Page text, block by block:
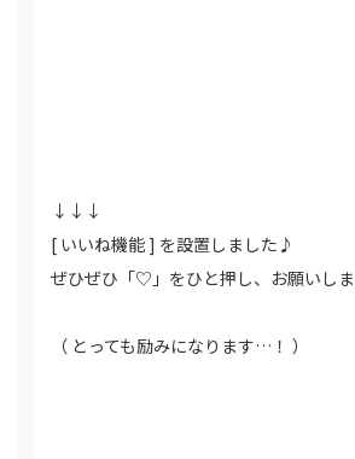
↓↓↓
[ いいね機能 ] を設置しました♪
ぜひぜひ「♡」をひと押し、お願いし
（ とっても励みになります…！ ）